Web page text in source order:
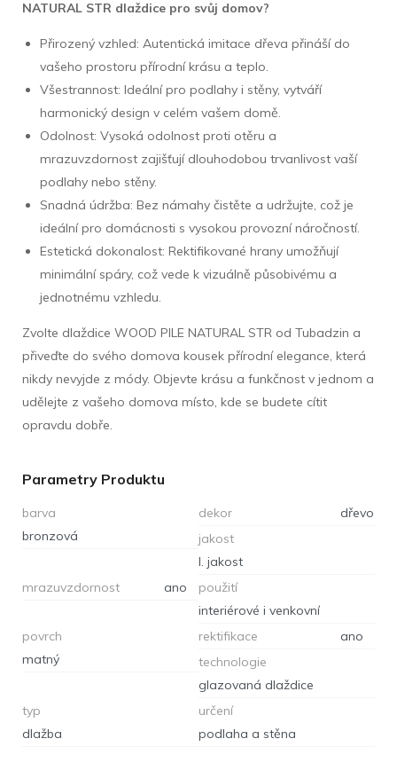
NATURAL STR dlaždice pro svůj domov?
Přirozený vzhled: Autentická imitace dřeva přináší do
vašeho prostoru přírodní krásu a teplo.
Všestrannost: Ideální pro podlahy i stěny, vytváří
harmonický design v celém vašem domě.
Odolnost: Vysoká odolnost proti otěru a
mrazuvzdornost zajišťují dlouhodobou trvanlivost vaší
podlahy nebo stěny.
Snadná údržba: Bez námahy čistěte a udržujte, což je
ideální pro domácnosti s vysokou provozní náročností.
Estetická dokonalost: Rektifikované hrany umožňují
minimální spáry, což vede k vizuálně působivému a
jednotnému vzhledu.
Zvolte dlaždice WOOD PILE NATURAL STR od Tubadzin a
přiveďte do svého domova kousek přírodní elegance, která
nikdy nevyjde z módy. Objevte krásu a funkčnost v jednom a
udělejte z vašeho domova místo, kde se budete cítit
opravdu dobře.
Parametry Produktu
barva
bronzová
dekor
dřevo
jakost
I. jakost
mrazuvzdornost
ano
použití
interiérové i venkovní
povrch
matný
rektifikace
ano
technologie
glazovaná dlaždice
typ
dlažba
určení
podlaha a stěna